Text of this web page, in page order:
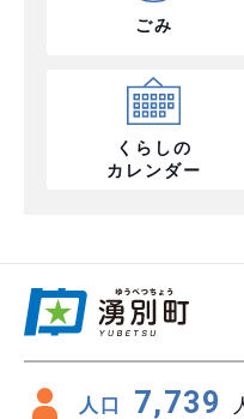
ごみ
くらしの
カレンダー
人口 7,739